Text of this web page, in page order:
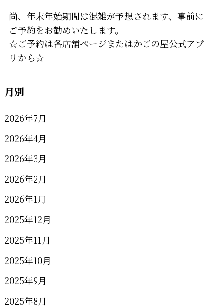
尚、年末年始期間は混雑が予想されます、事前に
ご予約をお勧めいたします。
☆ご予約は各店舗ページまたはかごの屋公式アプ
リから☆
月別
2026年7月
2026年4月
2026年3月
2026年2月
2026年1月
2025年12月
2025年11月
2025年10月
2025年9月
2025年8月